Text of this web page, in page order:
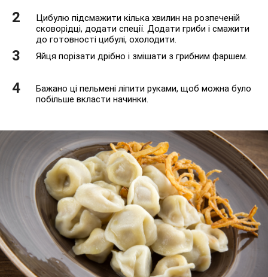
Цибулю підсмажити кілька хвилин на розпеченій
сковорідці, додати спеції. Додати гриби і смажити
до готовності цибулі, охолодити.
Яйця порізати дрібно і змішати з грибним фаршем.
Бажано ці пельмені ліпити руками, щоб можна було
побільше вкласти начинки.